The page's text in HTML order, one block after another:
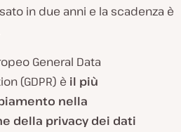
in due anni e la scadenza è
General Data
(GDPR) è il più
nella
della privacy dei dati